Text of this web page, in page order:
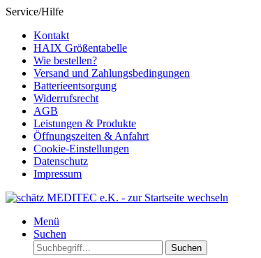
Service/Hilfe
Kontakt
HAIX Größentabelle
Wie bestellen?
Versand und Zahlungsbedingungen
Batterieentsorgung
Widerrufsrecht
AGB
Leistungen & Produkte
Öffnungszeiten & Anfahrt
Cookie-Einstellungen
Datenschutz
Impressum
Menü
Suchen
Suchen